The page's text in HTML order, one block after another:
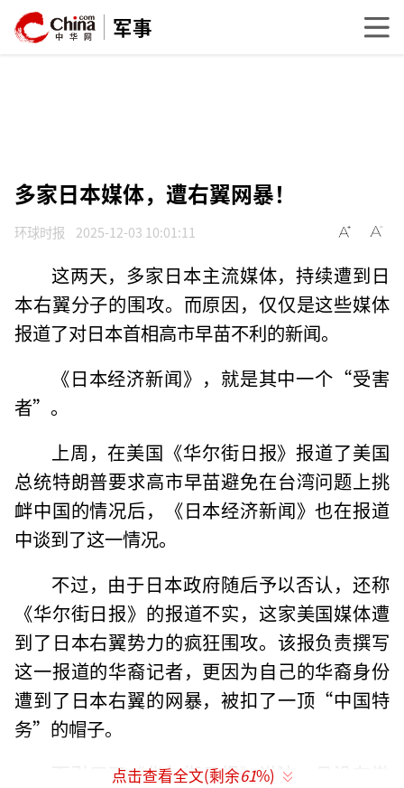
军事
多家日本媒体，遭右翼网暴！
环球时报 2025-12-03 10:01:11
这两天，多家日本主流媒体，持续遭到日
本右翼分子的围攻。而原因，仅仅是这些媒体
报道了对日本首相高市早苗不利的新闻。
《日本经济新闻》，就是其中一个“受害
者”。
上周，在美国《华尔街日报》报道了美国
总统特朗普要求高市早苗避免在台湾问题上挑
衅中国的情况后，《日本经济新闻》也在报道
中谈到了这一情况。
不过，由于日本政府随后予以否认，还称
《华尔街日报》的报道不实，这家美国媒体遭
到了日本右翼势力的疯狂围攻。该报负责撰写
这一报道的华裔记者，更因为自己的华裔身份
遭到了日本右翼的网暴，被扣了一顶“中国特
务”的帽子。
而引用了《华尔街日报》说法、且没有撤
点击查看全文(剩余61%)